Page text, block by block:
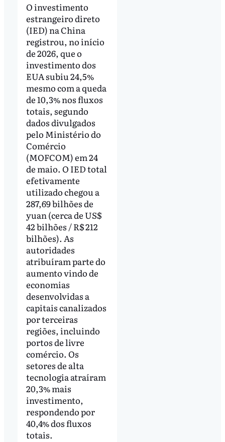
O investimento
estrangeiro direto
(IED) na China
registrou, no início
de 2026, que o
investimento dos
EUA subiu 24,5%
mesmo com a queda
de 10,3% nos fluxos
totais, segundo
dados divulgados
pelo Ministério do
Comércio
(MOFCOM) em 24
de maio. O IED total
efetivamente
utilizado chegou a
287,69 bilhões de
yuan (cerca de US$
42 bilhões / R$ 212
bilhões). As
autoridades
atribuíram parte do
aumento vindo de
economias
desenvolvidas a
capitais canalizados
por terceiras
regiões, incluindo
portos de livre
comércio. Os
setores de alta
tecnologia atraíram
20,3% mais
investimento,
respondendo por
40,4% dos fluxos
totais.